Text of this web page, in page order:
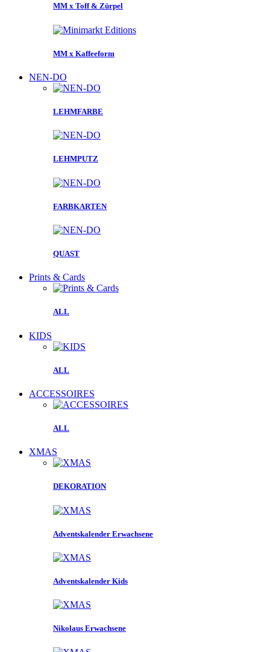
MM x Toff & Zürpel
MM x Kaffeeform
NEN-DO
LEHMFARBE
LEHMPUTZ
FARBKARTEN
QUAST
Prints & Cards
ALL
KIDS
ALL
ACCESSOIRES
ALL
XMAS
DEKORATION
Adventskalender Erwachsene
Adventskalender Kids
Nikolaus Erwachsene